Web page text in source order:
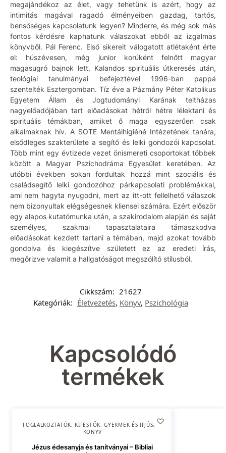
megajándékoz az élet, vagy tehetünk is azért, hogy az
intimitás magával ragadó élményeiben gazdag, tartós,
bensőséges kapcsolatunk legyen? Minderre, és még sok más
fontos kérdésre kaphatunk válaszokat ebből az izgalmas
könyvből. Pál Ferenc. Első sikereit válogatott atlétaként érte
el: húszévesen, még junior korúként felnőtt magyar
magasugró bajnok lett. Kalandos spirituális útkeresés után,
teológiai tanulmányai befejeztével 1996-ban pappá
szentelték Esztergomban. Tíz éve a Pázmány Péter Katolikus
Egyetem Állam és Jogtudományi Karának teltházas
nagyelőadójában tart előadásokat hétről hétre lélektani és
spirituális témákban, amiket ő maga egyszerűen csak
alkalmaknak hív. A SOTE Mentálhigiéné Intézetének tanára,
elsődleges szakterülete a segítő és lelki gondozói kapcsolat.
Több mint egy évtizede vezet önismereti csoportokat többek
között a Magyar Pszichodráma Egyesület keretében. Az
utóbbi években sokan fordultak hozzá mint szociális és
családsegítő lelki gondozóhoz párkapcsolati problémákkal,
ami nem hagyta nyugodni, mert az itt-ott fellelhető válaszok
nem bizonyultak elégségesnek kliensei számára. Ezért először
egy alapos kutatómunka után, a szakirodalom alapján és saját
személyes, szakmai tapasztalataira támaszkodva
előadásokat kezdett tartani a témában, majd azokat tovább
gondolva és kiegészítve született ez az eredeti írás,
megőrizve valamit a hallgatóságot megszólító stílusból.
Cikkszám: 21627
Kategóriák: Életvezetés, Könyv, Pszichológia
Kapcsolódó
termékek
FOGLALKOZTATÓK, KIFESTŐK,GYERMEK ÉS IFJÚSÁG,
KÖNYV
Jézus édesanyja és tanítványai – Bibliai